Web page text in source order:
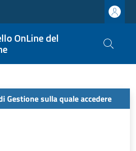
OnLine del
Gestione sulla quale accedere